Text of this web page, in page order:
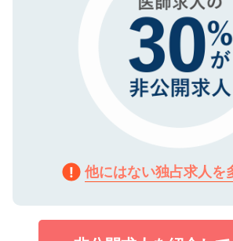
他にはない独占求人を